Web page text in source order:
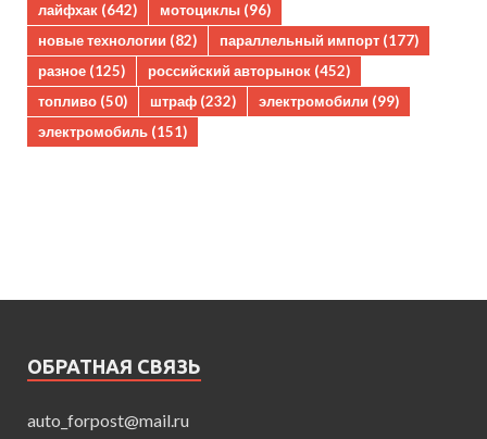
лайфхак (642) мотоциклы (96)
новые технологии (82) параллельный импорт (177)
разное (125) российский авторынок (452)
топливо (50) штраф (232) электромобили (99)
электромобиль (151)
ОБРАТНАЯ СВЯЗЬ
auto_forpost@mail.ru